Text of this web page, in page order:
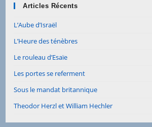
Articles Récents
L’Aube d’Israël
L’Heure des ténèbres
Le rouleau d’Esaïe
Les portes se referment
Sous le mandat britannique
Theodor Herzl et William Hechler